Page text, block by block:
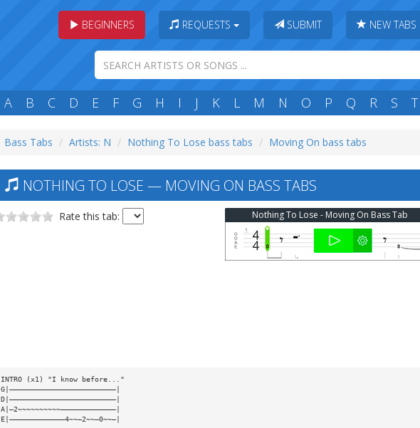
BEGINNERS REQUESTS SUBMIT NEW TABS
A B C D E F G H I J K L M N O P Q R S T
Bass Tabs Artists: N Nothing To Lose bass tabs Moving On bass tabs
NOTHING TO LOSE — MOVING ON BASS TABS
Rate this tab: Nothing To Lose - Moving On Bass Tab
INTRO (x1) "I know before..."
G|—————————————————————————|
D|—————————————————————————|
A|—2~~~~~~~~~~—————————————|
E|—————————————4~~—2~~—0~~—|